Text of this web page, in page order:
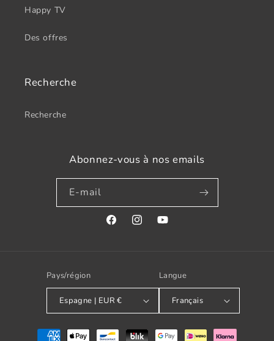
Happy TV
Des offres
Recherche
Recherche
Abonnez-vous à nos emails
E-mail
FacebookInstagramYouTube
Pays/région
Espagne | EUR €
Langue
Français
Modes